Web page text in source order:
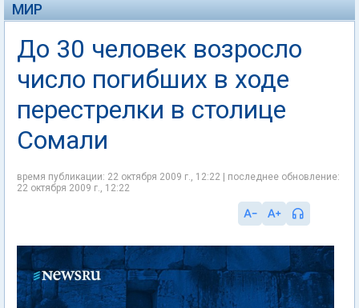
МИР
До 30 человек возросло
число погибших в ходе
перестрелки в столице
Сомали
время публикации: 22 октября 2009 г., 12:22 | последнее обновление:
22 октября 2009 г., 12:22